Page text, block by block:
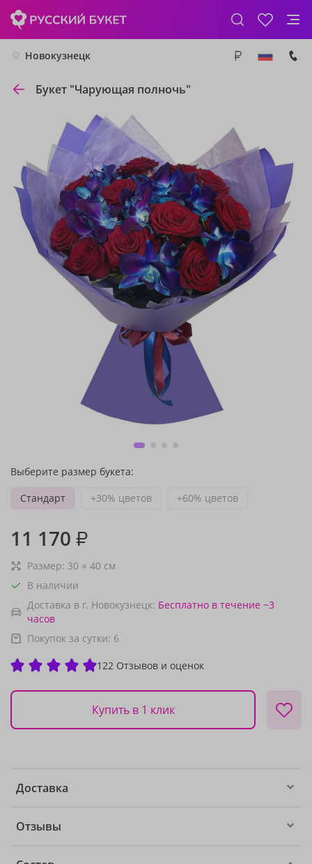
Новокузнецк
Букет "Чарующая полночь"
Выберите размер букета:
Стандарт
+30% цветов +60% цветов
11 170 ₽
Размер: 30 × 40 см
В наличии
Доставка в г. Новокузнецк: Бесплатно в течение ~3
часов
Покупок за сутки: 6
122 Отзывов и оценок
Купить в 1 клик
Доставка
Отзывы